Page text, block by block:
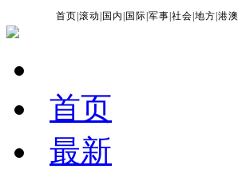
首页 |滚动 国内 国际 |军事 |社会 |地方 |港澳
首页
最新